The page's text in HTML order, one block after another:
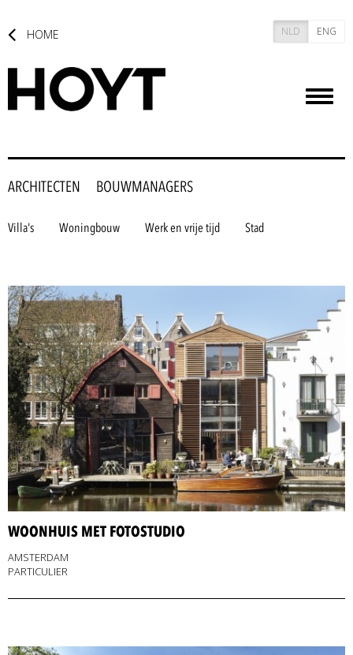
HOME NLD ENG
ARCHITECTEN BOUWMANAGERS
Villa's Woningbouw Werk en vrije tijd Stad
WOONHUIS MET FOTOSTUDIO
AMSTERDAM
PARTICULIER